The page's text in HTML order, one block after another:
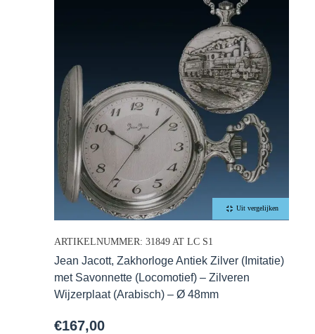
Uit vergelijken
ARTIKELNUMMER: 31849 AT LC S1
Jean Jacott, Zakhorloge Antiek Zilver (Imitatie)
met Savonnette (Locomotief) – Zilveren
Wijzerplaat (Arabisch) – Ø 48mm
€167,00